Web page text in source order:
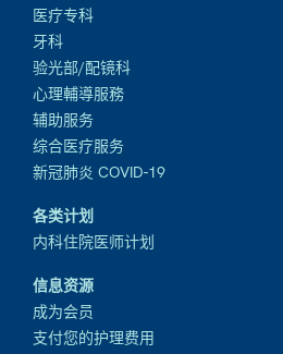
医疗专科
牙科
验光部/配镜科
心理輔導服務
辅助服务
综合医疗服务
新冠肺炎 COVID-19
各类计划
内科住院医师计划
信息资源
成为会员
支付您的护理费用